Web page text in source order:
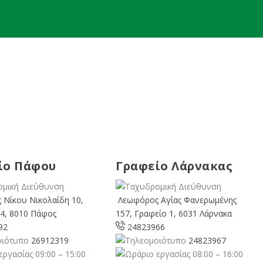
Πάφου
Νικολαίδη 10,
8010 Πάφος
26912319
09:00 – 15:00
Γραφείο Λάρνακας
Λεωφόρος Αγίας Φανερωμένης
157, Γραφείο 1, 6031 Λάρνακα
24823966
24823967
08:00 – 16:00